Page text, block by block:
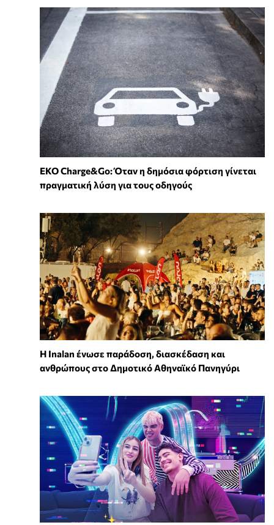
EKO Charge&Go: Όταν η δημόσια φόρτιση γίνεται
πραγματική λύση για τους οδηγούς
Η Inalan ένωσε παράδοση, διασκέδαση και
ανθρώπους στο Δημοτικό Αθηναϊκό Πανηγύρι